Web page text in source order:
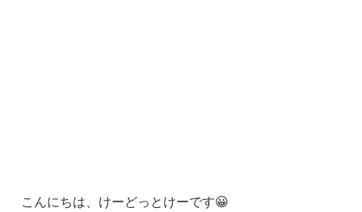
こんにちは、けーどっとけーです😀